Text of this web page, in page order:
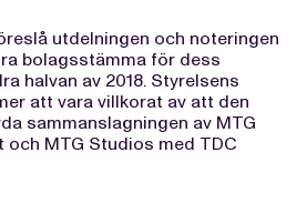
utdelningen och noteringen
bolagsstämma för dess
halvan av 2018. Styrelsens
att vara villkorat av att den
sammanslagningen av MTG
och MTG Studios med TDC